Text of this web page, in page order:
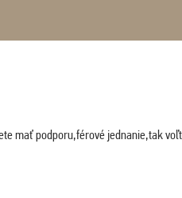
podporu,férové jednanie,tak